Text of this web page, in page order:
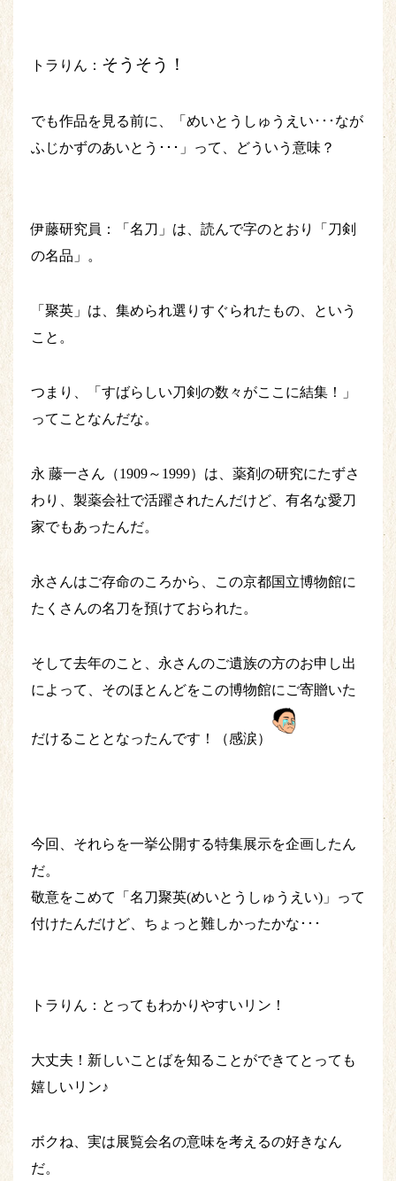
トラりん： そうそう！
でも作品を見る前に、「めいとうしゅうえい･･･なが
ふじかずのあいとう･･･」って、どういう意味？
伊藤研究員：「名刀」は、読んで字のとおり「刀剣
の名品」。
「聚英」は、集められ選りすぐられたもの、という
こと。
つまり、「すばらしい刀剣の数々がここに結集！」
ってことなんだな。
永 藤一さん（1909～1999）は、薬剤の研究にたずさ
わり、製薬会社で活躍されたんだけど、有名な愛刀
家でもあったんだ。
永さんはご存命のころから、この京都国立博物館に
たくさんの名刀を預けておられた。
そして去年のこと、永さんのご遺族の方のお申し出
によって、そのほとんどをこの博物館にご寄贈いた
だけることとなったんです！（感涙）
今回、それらを一挙公開する特集展示を企画したん
だ。
敬意をこめて「名刀聚英(めいとうしゅうえい)」って
付けたんだけど、ちょっと難しかったかな･･･
トラりん：とってもわかりやすいリン！
大丈夫！新しいことばを知ることができてとっても
嬉しいリン♪
ボクね、実は展覧会名の意味を考えるの好きなん
だ。